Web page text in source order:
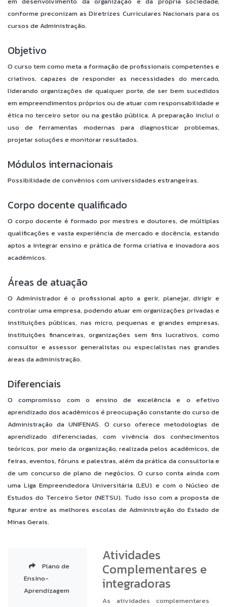
conforme preconizam as Diretrizes Curriculares Nacionais para os
cursos de Administração.
Objetivo
O curso tem como meta a formação de profissionais competentes e
criativos, capazes de responder as necessidades do mercado,
liderando organizações de qualquer porte, de ser bem sucedidos
em empreendimentos próprios ou de atuar com responsabilidade e
ética no terceiro setor ou na gestão pública. A preparação inclui o
uso de ferramentas modernas para diagnosticar problemas,
projetar soluções e monitorar resultados.
Módulos internacionais
Possibilidade de convênios com universidades estrangeiras.
Corpo docente qualificado
O corpo docente é formado por mestres e doutores, de múltiplas
qualificações e vasta experiência de mercado e docência, estando
aptos a integrar ensino e prática de forma criativa e inovadora aos
acadêmicos.
Áreas de atuação
O Administrador é o profissional apto a gerir, planejar, dirigir e
controlar uma empresa, podendo atuar em organizações privadas e
instituições públicas, nas micro, pequenas e grandes empresas,
instituições financeiras, organizações sem fins lucrativos, como
consultor e assessor generalistas ou especialistas nas grandes
áreas da administração.
Diferenciais
O compromisso com o ensino de excelência e o efetivo
aprendizado dos acadêmicos é preocupação constante do curso de
Administração da UNIFENAS. O curso oferece metodologias de
aprendizado diferenciadas, com vivência dos conhecimentos
teóricos, por meio da organização, realizada pelos acadêmicos, de
feiras, eventos, fóruns e palestras, além da prática da consultoria e
de um concurso de plano de negócios. O curso conta ainda com
uma Liga Empreendedora Universitária (LEU) e com o Núcleo de
Estudos do Terceiro Setor (NETSU). Tudo isso com a proposta de
figurar entre as melhores escolas de Administração do Estado de
Minas Gerais.
Plano de
Ensino-
Aprendizagem
Atividades
Complementares e
integradoras
As atividades complementares